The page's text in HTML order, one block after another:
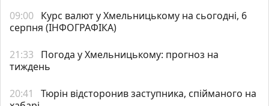
09:00 Курс валют у Хмельницькому на сьогодні, 6
серпня (ІНФОГРАФІКА)
21:33
Погода у Хмельницькому: прогноз на
тиждень
20:41
Тюрін відсторонив заступника, спійманого на